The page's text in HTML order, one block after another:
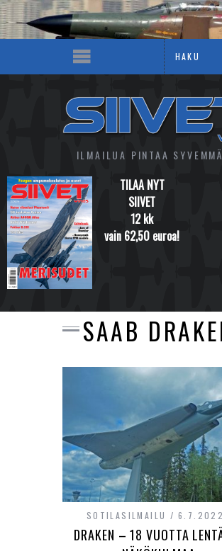
ILMAILUA PINTAA
TILAA NYT
SIIVET
12 kk
vain 62,50 euroa!
SAAB
SOTILASILMAILU 6.7.2022
DRAKEN – 18 VUOTTA